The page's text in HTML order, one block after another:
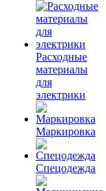
Расходные
материалы
для
электрики
Маркировка
Спецодежда